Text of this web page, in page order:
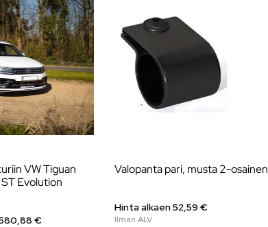
VW Tiguan
Evolution
€
Valopanta pari, musta 2-osainen
Hinta alkaen 52,59 €